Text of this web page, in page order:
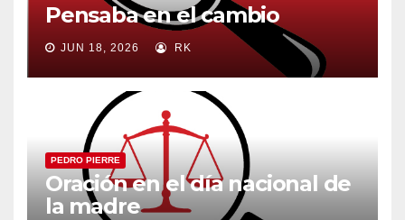
Pensaba en el cambio
JUN 18, 2026 RK
PEDRO PIERRE
Oración en el día nacional de
la madre